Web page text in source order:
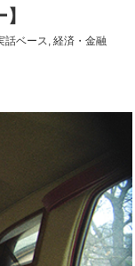
話ベース, 経済・金融